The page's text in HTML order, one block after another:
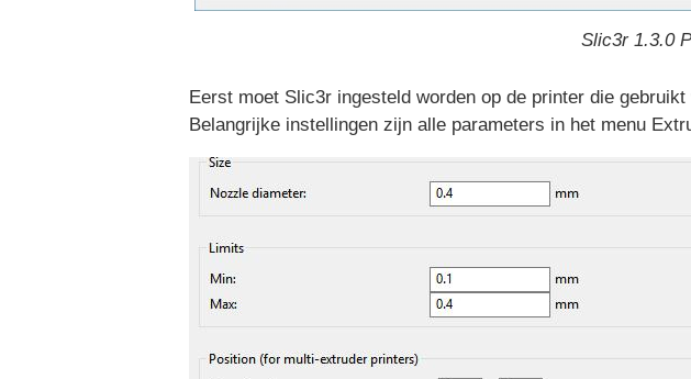
Slic3r 1.3.0
Eerst moet Slic3r ingesteld worden op de printer die
Belangrijke instellingen zijn alle parameters in het menu